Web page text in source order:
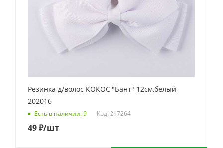
Резинка д/волос КОКОС "Бант" 12см,белый
202016
Есть в наличии: 9 Код: 217264
49₽/шт